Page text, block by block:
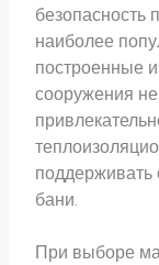
безопасность
наиболее
построенные
сооружения не
поддерживать
бани.
При выборе